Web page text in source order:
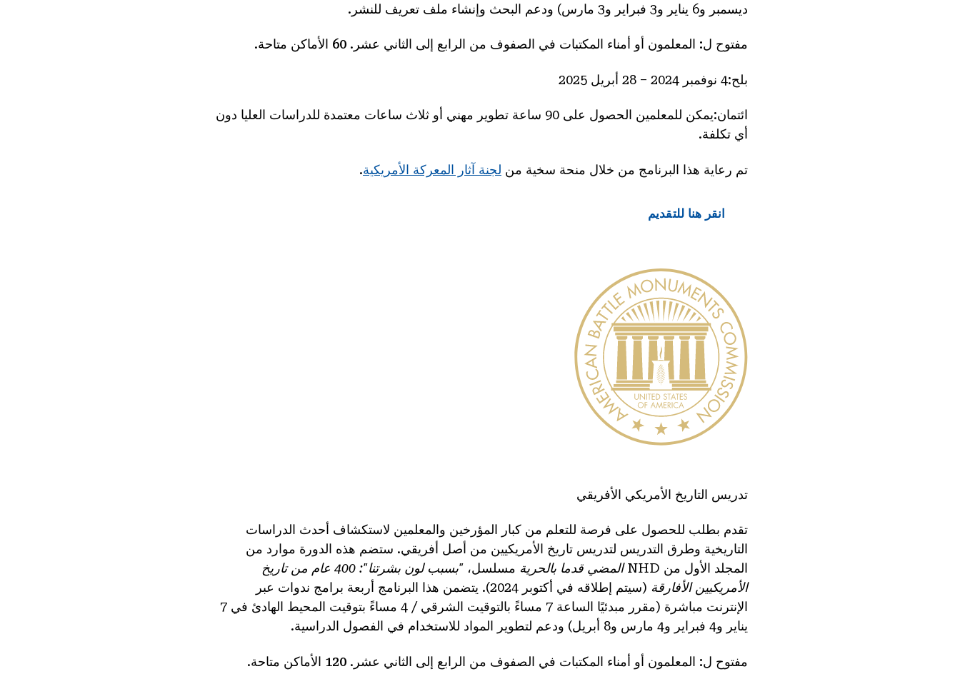
ديسمبر و6 يناير و3 فبراير و3 مارس) ودعم البحث وإنشاء ملف تعريف للنشر.
مفتوح ل: المعلمون أو أمناء المكتبات في الصفوف من الرابع إلى الثاني عشر. 60 الأماكن متاحة.
بلح:4 نوفمبر 2024 – 28 أبريل 2025
ائتمان
:يمكن للمعلمين الحصول على 90 ساعة تطوير مهني أو ثلاث ساعات معتمدة للدراسات العليا دون
أي تكلفة.
تم رعاية هذا البرنامج من خلال منحة سخية من لجنة آثار المعركة الأمريكية.
انقر هنا للتقديم
تدريس التاريخ الأمريكي الأفريقي
تقدم بطلب للحصول على فرصة للتعلم من كبار المؤرخين والمعلمين لاستكشاف أحدث الدراسات
التاريخية وطرق التدريس لتدريس تاريخ الأمريكيين من أصل أفريقي. ستضم هذه الدورة موارد من
المجلد الأول من NHD
المضي قدما بالحرية مسلسل،
"بسبب لون بشرتنا": 400 عام من تاريخ
الأمريكيين الأفارقة
(سيتم إطلاقه في أكتوبر 2024). يتضمن هذا البرنامج أربعة برامج ندوات عبر
الإنترنت مباشرة (مقرر مبدئيًا الساعة 7 مساءً بالتوقيت الشرقي / 4 مساءً بتوقيت المحيط الهادئ في 7
يناير و4 فبراير و4 مارس و8 أبريل) ودعم لتطوير المواد للاستخدام في الفصول الدراسية.
مفتوح ل: المعلمون أو أمناء المكتبات في الصفوف من الرابع إلى الثاني عشر. 120 الأماكن متاحة.